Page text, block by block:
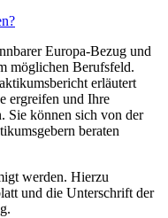
Europa-Bezug und
möglichen Berufsfeld.
erläutert
ergreifen und Ihre
Sie können sich von der
beraten
werden. Hierzu
und die Unterschrift der